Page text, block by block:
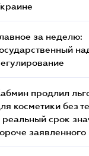
за неделю:
продлил
косметики без
реальный срок
заявленного